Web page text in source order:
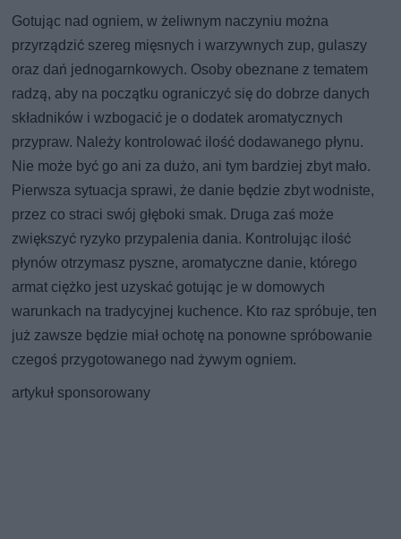
Gotując nad ogniem, w żeliwnym naczyniu można
przyrządzić szereg mięsnych i warzywnych zup, gulaszy
oraz dań jednogarnkowych. Osoby obeznane z tematem
radzą, aby na początku ograniczyć się do dobrze danych
składników i wzbogacić je o dodatek aromatycznych
przypraw. Należy kontrolować ilość dodawanego płynu.
Nie może być go ani za dużo, ani tym bardziej zbyt mało.
Pierwsza sytuacja sprawi, że danie będzie zbyt wodniste,
przez co straci swój głęboki smak. Druga zaś może
zwiększyć ryzyko przypalenia dania. Kontrolując ilość
płynów otrzymasz pyszne, aromatyczne danie, którego
armat ciężko jest uzyskać gotując je w domowych
warunkach na tradycyjnej kuchence. Kto raz spróbuje, ten
już zawsze będzie miał ochotę na ponowne spróbowanie
czegoś przygotowanego nad żywym ogniem.
artykuł sponsorowany